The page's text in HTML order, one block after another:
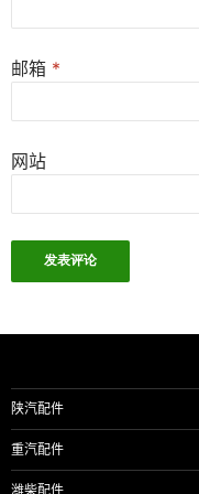
邮箱 *
网站
陕汽配件
重汽配件
潍柴配件